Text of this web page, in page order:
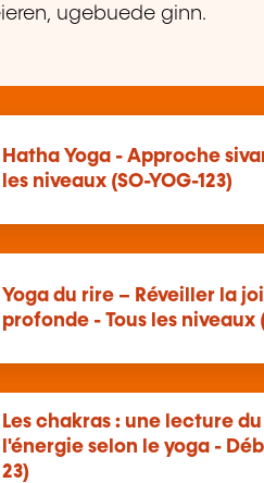
ugebuede ginn.
Hatha Yoga - Approche
les niveaux (SO-YOG-123)
Yoga du rire – Réveiller la
profonde - Tous les niveaux
Les chakras : une lecture
l'énergie selon le yoga -
23)